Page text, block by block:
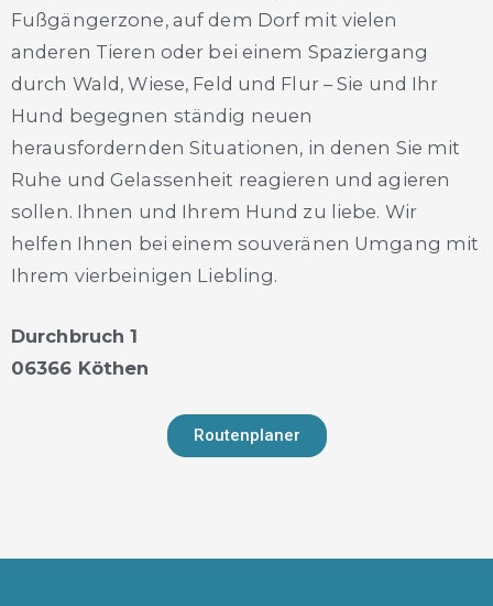
Fußgängerzone, auf dem Dorf mit vielen
anderen Tieren oder bei einem Spaziergang
durch Wald, Wiese, Feld und Flur – Sie und Ihr
Hund begegnen ständig neuen
herausfordernden Situationen, in denen Sie mit
Ruhe und Gelassenheit reagieren und agieren
sollen. Ihnen und Ihrem Hund zu liebe. Wir
helfen Ihnen bei einem souveränen Umgang mit
Ihrem vierbeinigen Liebling.
Durchbruch 1
06366 Köthen
Routenplaner